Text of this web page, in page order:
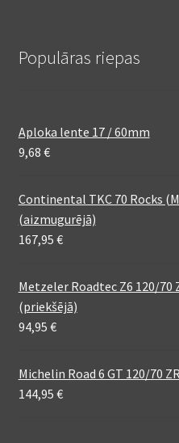
Populāras riepas
Aploka lente 17 / 60mm
9,68 €
Continental TKC 70 Rocks
(aizmugurējā)
167,95 €
Metzeler Roadtec Z6 120/70
(priekšējā)
94,95 €
Michelin Road 6 GT 120/70
144,95 €